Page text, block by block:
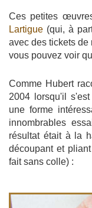
Ces petites
Lartigue (qui, à
avec des tickets de
vous pouvez voir
Comme Hubert
2004 lorsqu'il
une forme
innombrables
résultat était à la
découpant et
fait sans colle) :